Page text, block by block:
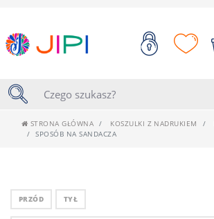
STRONA GŁÓWNA KOSZULKI Z NADRUKIEM
SPOSÓB NA SANDACZA
PRZÓD TYŁ